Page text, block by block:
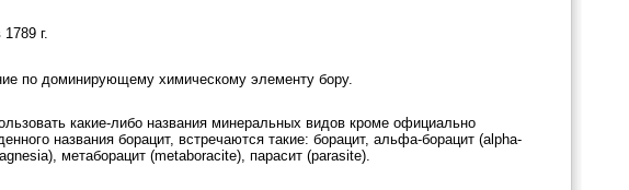
г.
по доминирующему химическому элементу бору.
какие-либо названия минеральных видов кроме официально
названия борацит, встречаются такие: борацит, альфа-борацит (alpha-
метаборацит (metaboracite), парасит (parasite).